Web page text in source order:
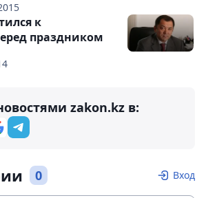
к
праздником
zakon.kz в:
0 Вход